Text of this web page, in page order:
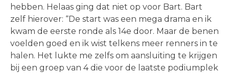
hebben. Helaas ging dat niet op voor Bart. Bart
zelf hierover: “De start was een mega drama en ik
kwam de eerste ronde als 14e door. Maar de benen
voelden goed en ik wist telkens meer renners in te
halen. Het lukte me zelfs om aansluiting te krijgen
bij een groep van 4 die voor de laatste podiumplek